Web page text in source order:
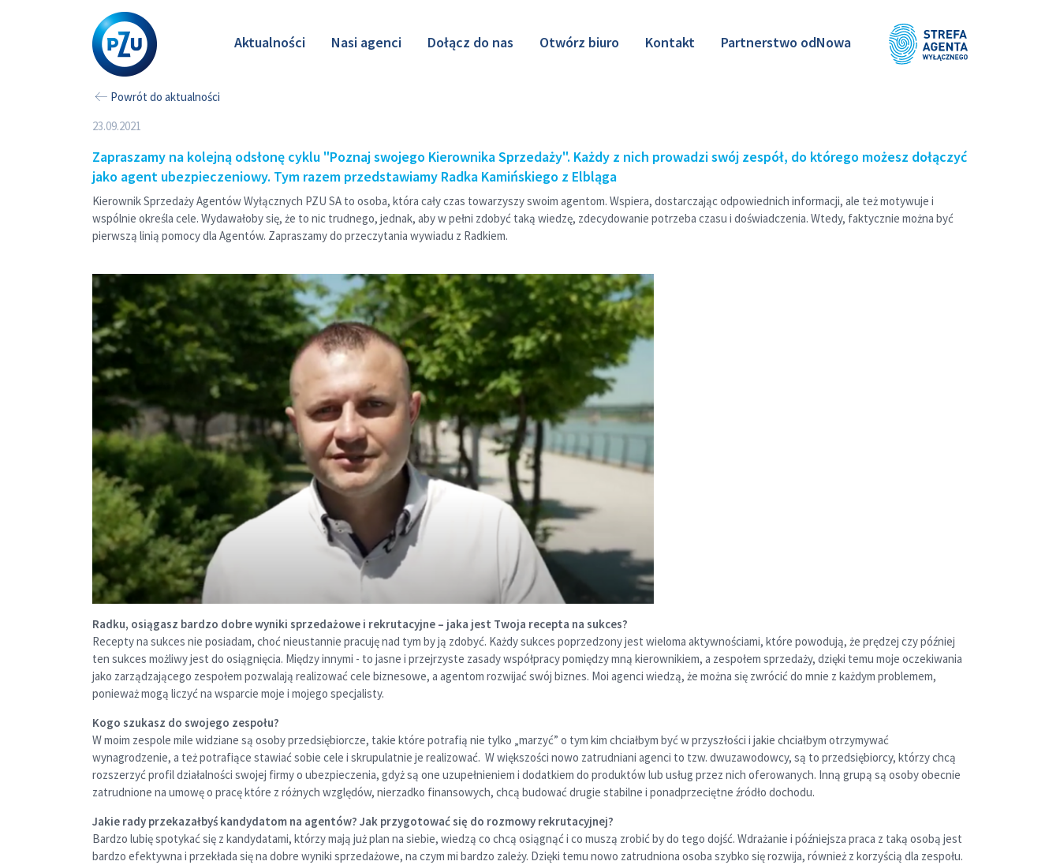
Aktualności Nasi agenci Dołącz do nas Otwórz biuro Kontakt Partnerstwo odNowa
Powrót do aktualności
23.09.2021
Zapraszamy na kolejną odsłonę cyklu "Poznaj swojego Kierownika Sprzedaży". Każdy z nich prowadzi swój zespół, do którego możesz dołączyć
jako agent ubezpieczeniowy. Tym razem przedstawiamy Radka Kamińskiego z Elbląga
Kierownik Sprzedaży Agentów Wyłącznych PZU SA to osoba, która cały czas towarzyszy swoim agentom. Wspiera, dostarczając odpowiednich informacji, ale też motywuje i
wspólnie określa cele. Wydawałoby się, że to nic trudnego, jednak, aby w pełni zdobyć taką wiedzę, zdecydowanie potrzeba czasu i doświadczenia. Wtedy, faktycznie można być
pierwszą linią pomocy dla Agentów. Zapraszamy do przeczytania wywiadu z Radkiem.
Radku, osiągasz bardzo dobre wyniki sprzedażowe i rekrutacyjne – jaka jest Twoja recepta na sukces?
Recepty na sukces nie posiadam, choć nieustannie pracuję nad tym by ją zdobyć. Każdy sukces poprzedzony jest wieloma aktywnościami, które powodują, że prędzej czy później
ten sukces możliwy jest do osiągnięcia. Między innymi - to jasne i przejrzyste zasady współpracy pomiędzy mną kierownikiem, a zespołem sprzedaży, dzięki temu moje oczekiwania
jako zarządzającego zespołem pozwalają realizować cele biznesowe, a agentom rozwijać swój biznes. Moi agenci wiedzą, że można się zwrócić do mnie z każdym problemem,
ponieważ mogą liczyć na wsparcie moje i mojego specjalisty.
Kogo szukasz do swojego zespołu?
W moim zespole mile widziane są osoby przedsiębiorcze, takie które potrafią nie tylko „marzyć” o tym kim chciałbym być w przyszłości i jakie chciałbym otrzymywać
wynagrodzenie, a też potrafiące stawiać sobie cele i skrupulatnie je realizować. W większości nowo zatrudniani agenci to tzw. dwuzawodowcy, są to przedsiębiorcy, którzy chcą
rozszerzyć profil działalności swojej firmy o ubezpieczenia, gdyż są one uzupełnieniem i dodatkiem do produktów lub usług przez nich oferowanych. Inną grupą są osoby obecnie
zatrudnione na umowę o pracę które z różnych względów, nierzadko finansowych, chcą budować drugie stabilne i ponadprzeciętne źródło dochodu.
Jakie rady przekazałbyś kandydatom na agentów? Jak przygotować się do rozmowy rekrutacyjnej?
Bardzo lubię spotykać się z kandydatami, którzy mają już plan na siebie, wiedzą co chcą osiągnąć i co muszą zrobić by do tego dojść. Wdrażanie i późniejsza praca z taką osobą jest
bardzo efektywna i przekłada się na dobre wyniki sprzedażowe, na czym mi bardzo zależy. Dzięki temu nowo zatrudniona osoba szybko się rozwija, również z korzyścią dla zespołu.